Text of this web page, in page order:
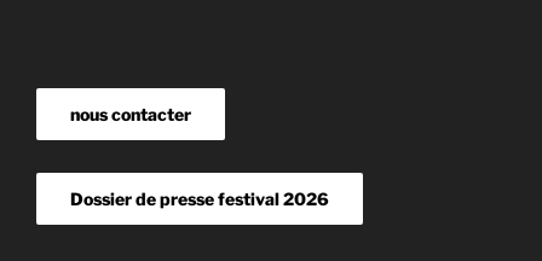
nous contacter
Dossier de presse festival 2026